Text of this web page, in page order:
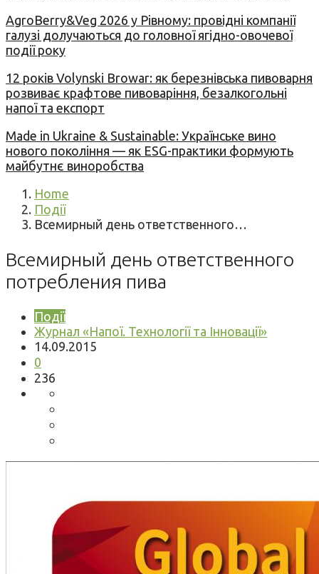
AgroBerry&Veg 2026 у Рівному: провідні компанії
галузі долучаються до головної ягідно-овочевої
події року
12 років Volynski Browar: як березнівська пивоварня
розвиває крафтове пивоваріння, безалкогольні
напої та експорт
Made in Ukraine & Sustainable: Українське вино
нового покоління — як ESG-практики формують
майбутнє виноробства
Home
Події
Всемирный день ответственного…
Всемирный день ответственного
потребления пива
Події
Журнал «Напої. Технології та Інновації»
14.09.2015
0
236